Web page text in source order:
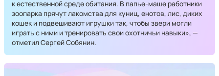
к естественной среде обитания. В папье-маше работники
зоопарка прячут лакомства для куниц, енотов, лис, диких
кошек и подвешивают игрушки так, чтобы звери могли
играть с ними и тренировать свои охотничьи навыки», —
отметил Сергей Собянин.